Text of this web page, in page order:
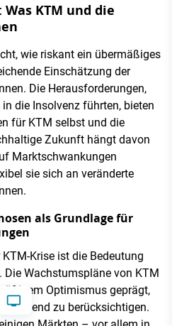
KTM und die
wie riskant ein übermäßiges
Einschätzung der
Die Herausforderungen,
die Insolvenz führten, bieten
für KTM selbst und die
Zukunft hängt davon
Marktschwankungen
sie sich an veränderte
als Grundlage für
Krise ist die Bedeutung
Wachstumspläne von KTM
Optimismus geprägt,
zu berücksichtigen.